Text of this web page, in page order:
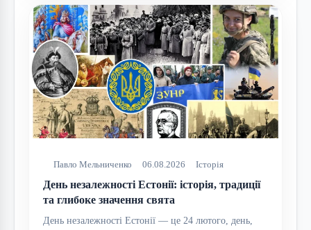
Павло Мельниченко 06.08.2026 Історія
День незалежності Естонії: історія, традиції
та глибоке значення свята
День незалежності Естонії — це 24 лютого, день,